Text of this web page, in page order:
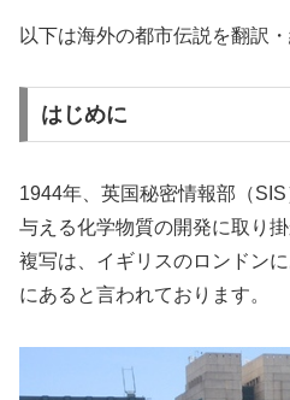
以下は海外の都市伝説を翻訳
はじめに
1944年、英国秘密情報部（
与える化学物質の開発に取り
複写は、イギリスのロンドン
にあると言われております。